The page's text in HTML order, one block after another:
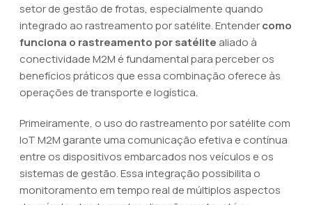
setor de gestão de frotas, especialmente quando
integrado ao rastreamento por satélite. Entendercomo
funciona o rastreamento por satélite aliado à
conectividade M2M é fundamental para perceber os
benefícios práticos que essa combinação oferece às
operações de transporte e logística.
Primeiramente, o uso do rastreamento por satélite com
IoT M2M garante uma comunicação efetiva e contínua
entre os dispositivos embarcados nos veículos e os
sistemas de gestão. Essa integração possibilita o
monitoramento em tempo real de múltiplos aspectos